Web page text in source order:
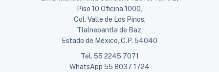
Piso 10 Oficina 1000,
Col. Valle de Los Pinos,
Tlalnepantla de Baz,
Estado de México, C.P. 54040
Tel. 55 2245 7071
WhatsApp 55 8037 1724